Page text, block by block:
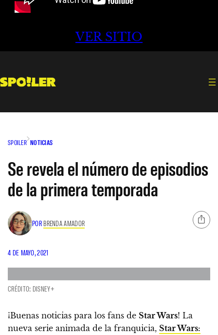
VER SITIO
SPOILER NOTICIAS
Se revela el número de episodios
de la primera temporada
POR BRENDA AMADOR
4 DE MAYO, 2021
CRÉDITO: DISNEY+
¡Buenas noticias para los fans de Star Wars! La
nueva serie animada de la franquicia, Star Wars: